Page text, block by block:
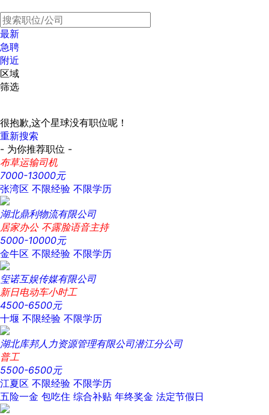
最新
急聘
附近
区域
筛选
很抱歉,这个星球没有职位呢！
重新搜索
- 为你推荐职位 -
布草运输司机
7000-13000元
张湾区 不限经验 不限学历
湖北鼎利物流有限公司
居家办公 不露脸语音主持
5000-10000元
金牛区 不限经验 不限学历
玺诺互娱传媒有限公司
新日电动车小时工
4500-6500元
十堰 不限经验 不限学历
湖北库邦人力资源管理有限公司潜江分公司
普工
5500-6500元
江夏区 不限经验 不限学历
五险一金 包吃住 综合补贴 年终奖金 法定节假日